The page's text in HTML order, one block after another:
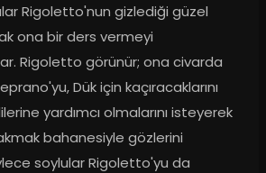
Rigoletto'nun gizlediği güzel
ona bir ders vermeyi
Rigoletto görünür; ona civarda
Dük için kaçıracaklarını
yardımcı olmalarını isteyerek
bahanesiyle gözlerini
soylular Rigoletto'yu da